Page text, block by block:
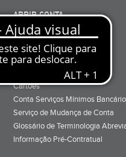
ABRIR CONTA
Porquê ser cliente
Particulares
Júnior (sub-18)
Cartões
Conta Serviços Mínimos
Serviço de Mudança de Conta
Glossário de Terminologia
Informação Pré-Contratual